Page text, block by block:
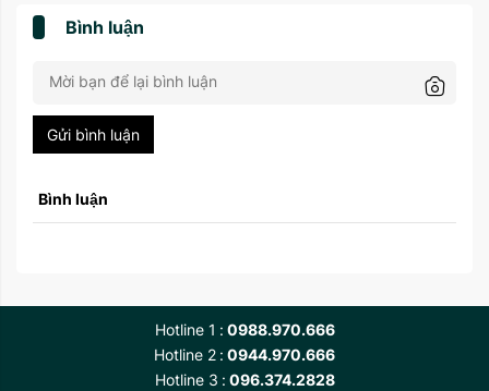
Bình luận
Gửi bình luận
Bình luận
Hotline 1
0988.970.666
Hotline 2 0944.970.666
Hotline 3
096.374.2828